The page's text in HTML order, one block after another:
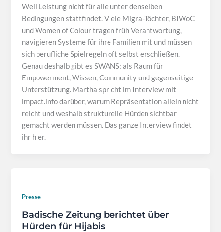
Weil Leistung nicht für alle unter denselben
Bedingungen stattfindet. Viele Migra-Töchter, BIWoC
und Women of Colour tragen früh Verantwortung,
navigieren Systeme für ihre Familien mit und müssen
sich berufliche Spielregeln oft selbst erschließen.
Genau deshalb gibt es SWANS: als Raum für
Empowerment, Wissen, Community und gegenseitige
Unterstützung. Martha spricht im Interview mit
impact.info darüber, warum Repräsentation allein nicht
reicht und weshalb strukturelle Hürden sichtbar
gemacht werden müssen. Das ganze Interview findet
ihr hier.
Presse
Badische Zeitung berichtet über
Hürden für Hijabis